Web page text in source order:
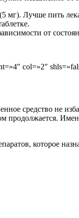
мг). Лучше пить
от
col=»2″
средство не
продолжается.
которое